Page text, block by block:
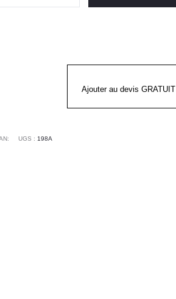
Ajouter au devis GRATUIT
UGS : 198A